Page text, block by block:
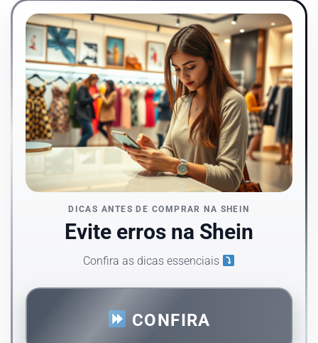
DICAS ANTES DE COMPRAR NA SHEIN
Evite erros na Shein
Confira as dicas essenciais
CONFIRA